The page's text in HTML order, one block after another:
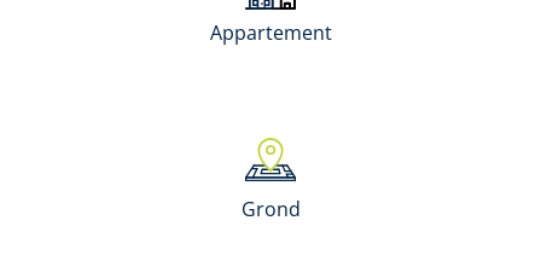
Appartement
Grond